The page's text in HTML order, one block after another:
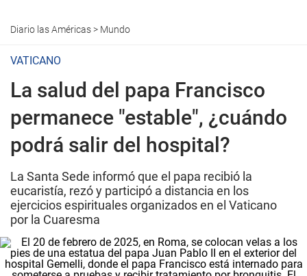
Diario las Américas> Mundo
VATICANO
La salud del papa Francisco
permanece "estable", ¿cuándo
podrá salir del hospital?
La Santa Sede informó que el papa recibió la
eucaristía, rezó y participó a distancia en los
ejercicios espirituales organizados en el Vaticano
por la Cuaresma